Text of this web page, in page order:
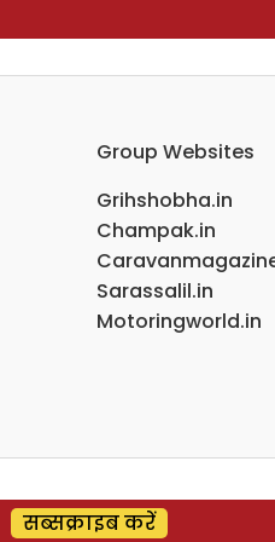
Group Websites
Grihshobha.in
Champak.in
Sarassalil.in
Motoringworld.in
सब्सक्राइब करें